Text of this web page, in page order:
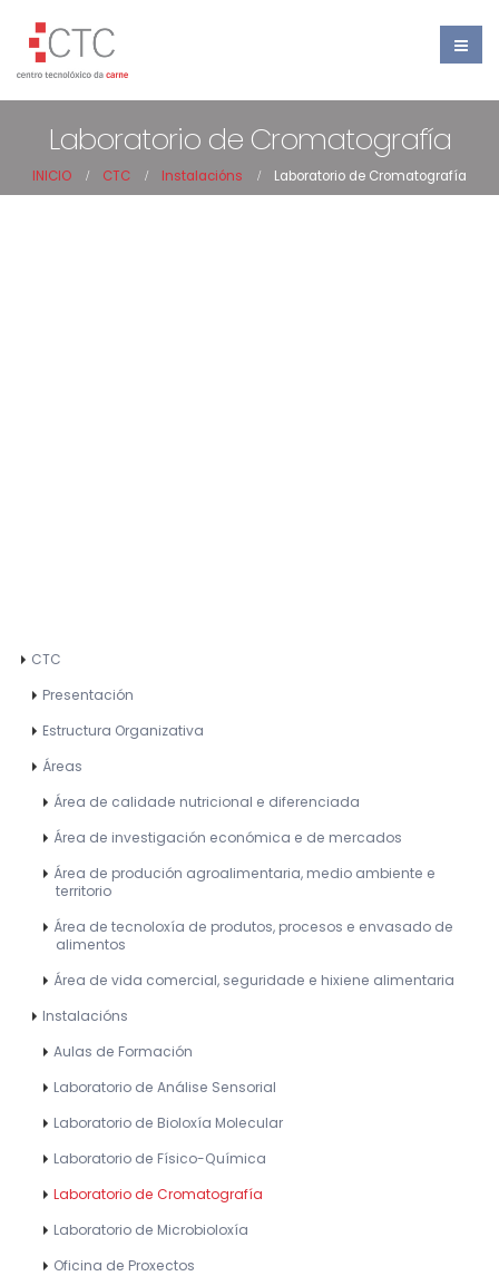
Laboratorio de Cromatografía
INICIO CTC Instalacións Laboratorio de Cromatografía
CTC
Presentación
Estructura Organizativa
Áreas
Área de calidade nutricional e diferenciada
Área de investigación económica e de mercados
Área de produción agroalimentaria, medio ambiente e
territorio
Área de tecnoloxía de produtos, procesos e envasado de
alimentos
Área de vida comercial, seguridade e hixiene alimentaria
Instalacións
Aulas de Formación
Laboratorio de Análise Sensorial
Laboratorio de Bioloxía Molecular
Laboratorio de Físico-Química
Laboratorio de Cromatografía
Laboratorio de Microbioloxía
Oficina de Proxectos